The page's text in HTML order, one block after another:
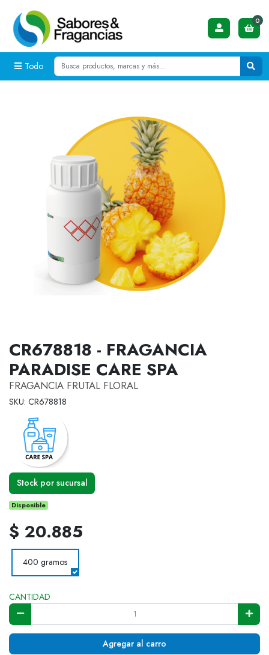
Todo
0
CR678818 - FRAGANCIA
PARADISE CARE SPA
FRAGANCIA FRUTAL FLORAL
SKU: CR678818
Stock por sucursal
Disponible
$ 20.885
400 gramos
CANTIDAD
Agregar al carro